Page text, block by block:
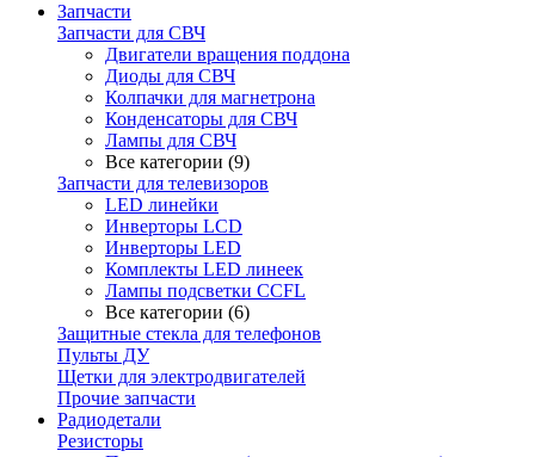
Запчасти
Запчасти для СВЧ
Двигатели вращения поддона
Диоды для СВЧ
Колпачки для магнетрона
Конденсаторы для СВЧ
Лампы для СВЧ
Все категории (9)
Запчасти для телевизоров
LED линейки
Инверторы LCD
Инверторы LED
Комплекты LED линеек
Лампы подсветки CCFL
Все категории (6)
Защитные стекла для телефонов
Пульты ДУ
Щетки для электродвигателей
Прочие запчасти
Радиодетали
Резисторы